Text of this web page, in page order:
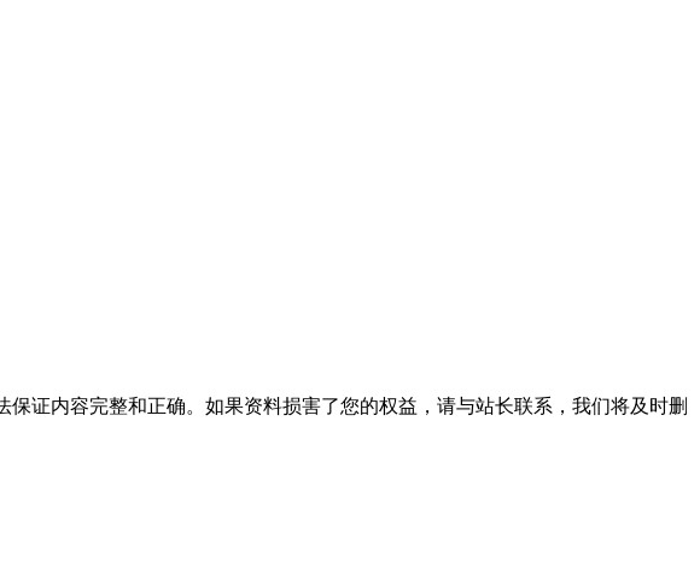
证内容完整和正确。如果资料损害了您的权益，请与站长联系，我们将及时删